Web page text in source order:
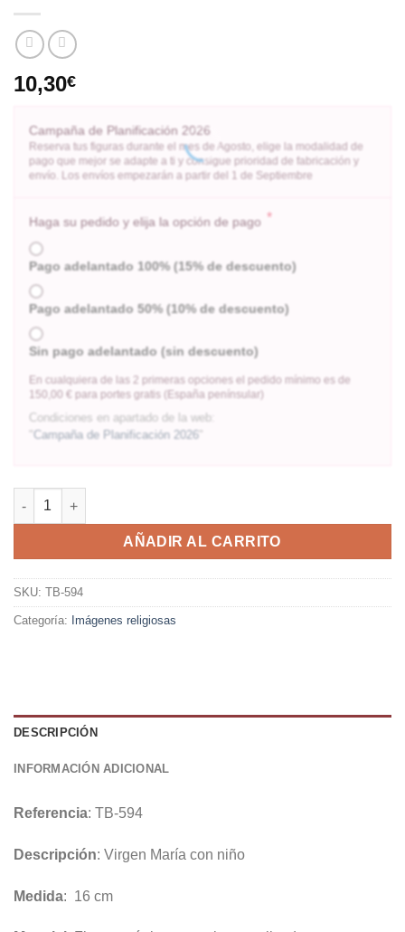
10,30€
Campaña de Planificación 2026
Reserva tus figuras durante el mes de Agosto, elige la modalidad de
pago que mejor se adapte a ti y consigue prioridad de fabricación y
envío. Los envíos empezarán a partir del 1 de Septiembre
Haga su pedido y elija la opción de pago *
Pago adelantado 100% (15% de descuento)
Pago adelantado 50% (10% de descuento)
Sin pago adelantado (sin descuento)
En cualquiera de las 2 primeras opciones el pedido mínimo es de
150,00 € para portes gratis (España penínsular)
Condiciones en apartado de la web:
"Campaña de Planificación 2026 "
AÑADIR AL CARRITO
SKU: TB-594
Categoría: Imágenes religiosas
DESCRIPCIÓN
INFORMACIÓN ADICIONAL
Referencia: TB-594
Descripción: Virgen María con niño
Medida: 16 cm